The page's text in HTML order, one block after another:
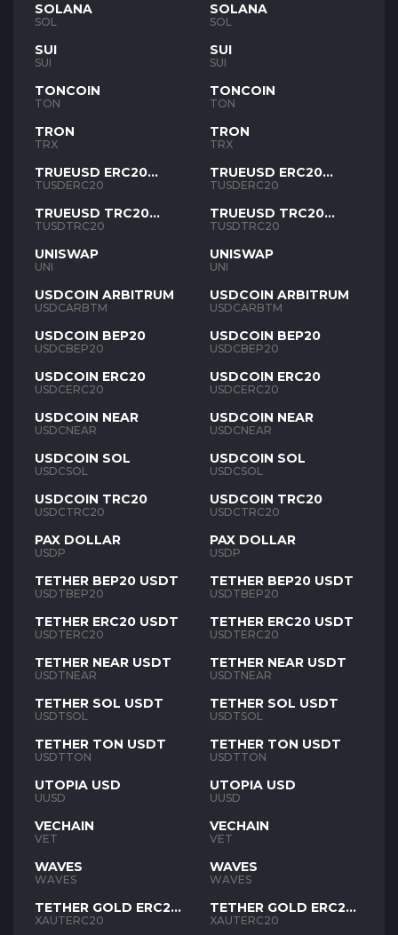
SOLANA
SOL
SUI
SUI
TONCOIN
TON
TRON
TRX
TRUEUSD ERC20
TUSD
TUSDERC20
TRUEUSD TRC20
TUSD
TUSDTRC20
UNISWAP
UNI
USDCOIN ARBITRUM
USDCARBTM
USDCOIN BEP20
USDCBEP20
USDCOIN ERC20
USDCERC20
USDCOIN NEAR
USDCNEAR
USDCOIN SOL
USDCSOL
USDCOIN TRC20
USDCTRC20
PAX DOLLAR
USDP
TETHER BEP20 USDT
USDTBEP20
TETHER ERC20 USDT
USDTERC20
TETHER NEAR USDT
USDTNEAR
TETHER SOL USDT
USDTSOL
TETHER TON USDT
USDTTON
UTOPIA USD
UUSD
VECHAIN
VET
WAVES
WAVES
TETHER GOLD ERC20
XAUT
XAUTERC20
SOLANA
SOL
SUI
SUI
TONCOIN
TON
TRON
TRX
TRUEUSD ERC20
TUSD
TUSDERC20
TRUEUSD TRC20
TUSD
TUSDTRC20
UNISWAP
UNI
USDCOIN ARBITRUM
USDCARBTM
USDCOIN BEP20
USDCBEP20
USDCOIN ERC20
USDCERC20
USDCOIN NEAR
USDCNEAR
USDCOIN SOL
USDCSOL
USDCOIN TRC20
USDCTRC20
PAX DOLLAR
USDP
TETHER BEP20 USDT
USDTBEP20
TETHER ERC20 USDT
USDTERC20
TETHER NEAR USDT
USDTNEAR
TETHER SOL USDT
USDTSOL
TETHER TON USDT
USDTTON
UTOPIA USD
UUSD
VECHAIN
VET
WAVES
WAVES
TETHER GOLD ERC20
XAUT
XAUTERC20